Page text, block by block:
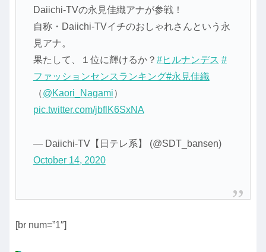
Daiichi-TVの永見佳織アナが参戦！
自称・Daiichi-TVイチのおしゃれさんという永
見アナ。
果たして、１位に輝けるか？ #ヒルナンデス #
ファッションセンスランキング#永見佳織
（@Kaori_Nagami）
pic.twitter.com/jbflK6SxNA
— Daiichi-TV【日テレ系】 (@SDT_bansen)
October 14, 2020
[br num=”1″]